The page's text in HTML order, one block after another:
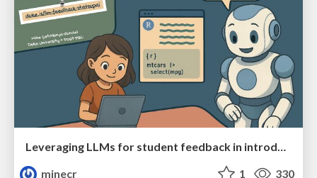
Leveraging LLMs for student feedback in introductory data science courses - posit::conf(2025)
minecr
1 330